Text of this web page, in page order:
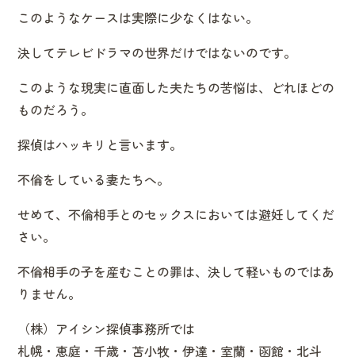
このようなケースは実際に少なくはない。
決してテレビドラマの世界だけではないのです。
このような現実に直面した夫たちの苦悩は、どれほどの
ものだろう。
探偵はハッキリと言います。
不倫をしている妻たちへ。
せめて、不倫相手とのセックスにおいては避妊してくだ
さい。
不倫相手の子を産むことの罪は、決して軽いものではあ
りません。
（株）アイシン探偵事務所では
札幌・恵庭・千歳・苫小牧・伊達・室蘭・函館・北斗